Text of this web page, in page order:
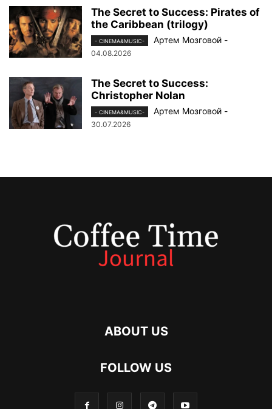
The Secret to Success: Pirates of
the Caribbean (trilogy)
- CINEMA&MUSIC- Артем Мозговой -
04.08.2026
The Secret to Success:
Christopher Nolan
- CINEMA&MUSIC- Артем Мозговой -
30.07.2026
ABOUT US
FOLLOW US